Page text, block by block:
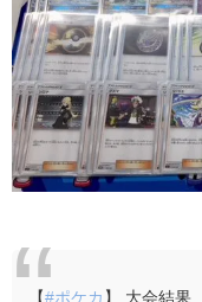
【#ポケカ 】 大会結果